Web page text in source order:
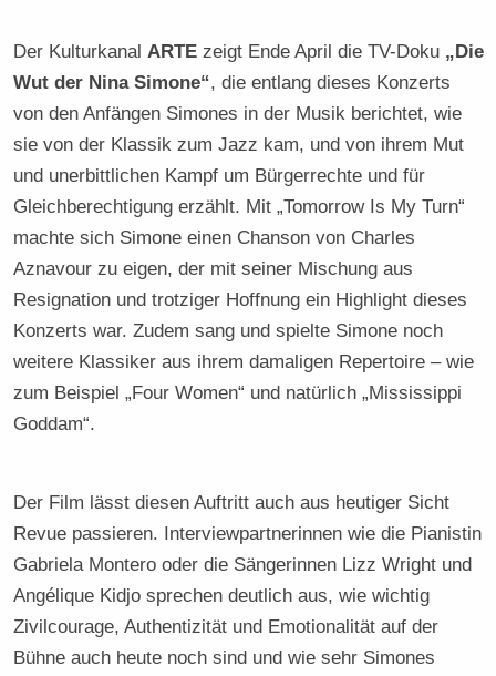
Der KulturkanalARTE zeigt Ende April die TV-Doku „Die
Wut der Nina Simone“, die entlang dieses Konzerts
von den Anfängen Simones in der Musik berichtet, wie
sie von der Klassik zum Jazz kam, und von ihrem Mut
und unerbittlichen Kampf um Bürgerrechte und für
Gleichberechtigung erzählt. Mit „Tomorrow Is My Turn“
machte sich Simone einen Chanson von Charles
Aznavour zu eigen, der mit seiner Mischung aus
Resignation und trotziger Hoffnung ein Highlight dieses
Konzerts war. Zudem sang und spielte Simone noch
weitere Klassiker aus ihrem damaligen Repertoire – wie
zum Beispiel „Four Women“ und natürlich „Mississippi
Goddam“.
Der Film lässt diesen Auftritt auch aus heutiger Sicht
Revue passieren. Interviewpartnerinnen wie die Pianistin
Gabriela Montero oder die Sängerinnen Lizz Wright und
Angélique Kidjo sprechen deutlich aus, wie wichtig
Zivilcourage, Authentizität und Emotionalität auf der
Bühne auch heute noch sind und wie sehr Simones